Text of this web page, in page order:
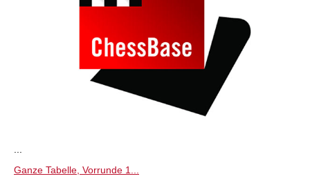
Ganze Tabelle, Vorrunde 1...